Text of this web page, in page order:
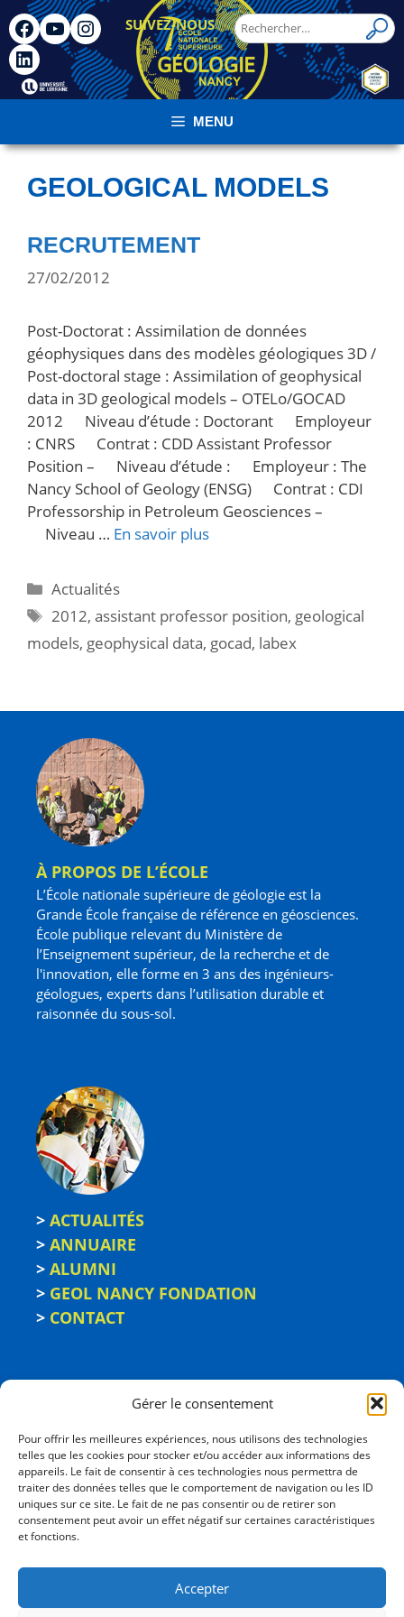
Gérer le consentement
Pour offrir les meilleures expériences, nous utilisons des technologies
telles que les cookies pour stocker et/ou accéder aux informations des
appareils. Le fait de consentir à ces technologies nous permettra de
traiter des données telles que le comportement de navigation ou les ID
uniques sur ce site. Le fait de ne pas consentir ou de retirer son
consentement peut avoir un effet négatif sur certaines caractéristiques
et fonctions.
Accepter
SUIVEZ-NOUS
!
MENU
GEOLOGICAL MODELS
RECRUTEMENT
27/02/2012
Post-Doctorat : Assimilation de données
géophysiques dans des modèles géologiques 3D /
Post-doctoral stage : Assimilation of geophysical
data in 3D geological models – OTELo/GOCAD
2012 Niveau d’étude : Doctorant Employeur
: CNRS Contrat : CDD Assistant Professor
Position – Niveau d’étude : Employeur : The
Nancy School of Geology (ENSG) Contrat : CDI
Professorship in Petroleum Geosciences –
Niveau … En savoir plus
Actualités
2012,assistant professor position, geological
models, geophysical data, gocad, labex
À PROPOS DE L’ÉCOLE
L’École nationale supérieure de géologie est la
Grande École française de référence en géosciences.
École publique relevant du Ministère de
l’Enseignement supérieur, de la recherche et de
l'innovation, elle forme en 3 ans des ingénieurs-
géologues, experts dans l’utilisation durable et
raisonnée du sous-sol.
> ACTUALITÉS
> ANNUAIRE
> ALUMNI
> GEOL NANCY FONDATION
> CONTACT
ÉCOLE NATIONALE
2, rue du Doyen Marcel Roubault - BP 10162
54505 Vandœuvre-les-Nancy cedex
03 72 74 46 00